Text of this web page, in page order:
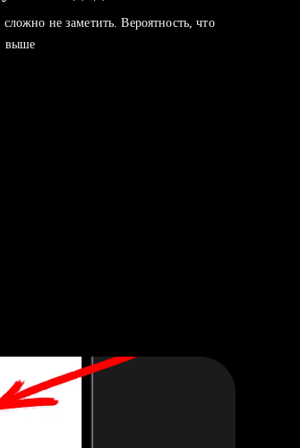
не заметить. Вероятность, что
выше